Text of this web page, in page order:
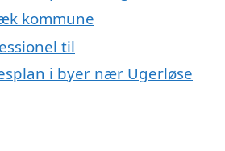
kommune
til
i byer nær Ugerløse